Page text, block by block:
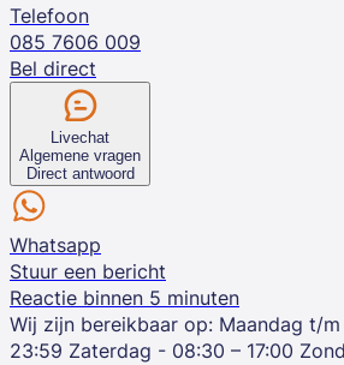
Telefoon
085 7606 009
Bel direct
Livechat
Algemene vragen
Direct antwoord
Whatsapp
Stuur een bericht
Reactie binnen 5 minuten
Wij zijn bereikbaar op: Maandag t/
23:59 Zaterdag - 08:30 – 17:00